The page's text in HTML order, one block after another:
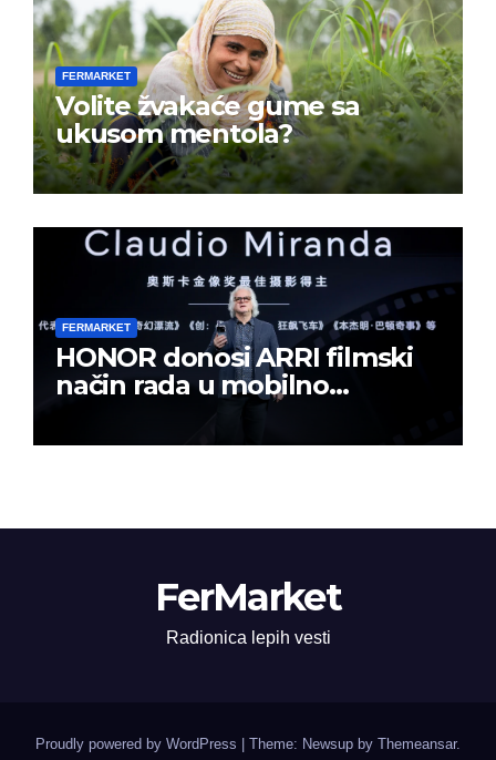
FERMARKET
Volite žvakaće gume sa
ukusom mentola?
FERMARKET
HONOR donosi ARRI filmski
način rada u mobilno
kreiranje sadržaja
FerMarket
Radionica lepih vesti
Proudly powered by WordPress Theme: Newsup by Themeansar.